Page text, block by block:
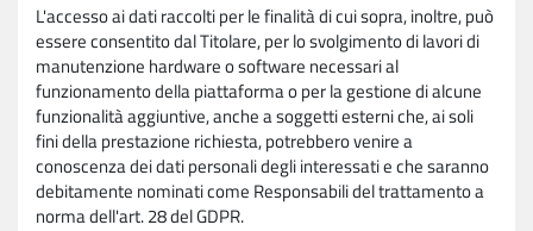
L'accesso ai dati raccolti per le finalità di cui sopra, inoltre, può
essere consentito dal Titolare, per lo svolgimento di lavori di
manutenzione hardware o software necessari al
funzionamento della piattaforma o per la gestione di alcune
funzionalità aggiuntive, anche a soggetti esterni che, ai soli
fini della prestazione richiesta, potrebbero venire a
conoscenza dei dati personali degli interessati e che saranno
debitamente nominati come Responsabili del trattamento a
norma dell'art. 28 del GDPR.